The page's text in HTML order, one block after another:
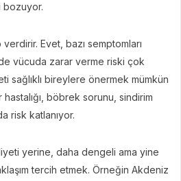
bozuyor.
Evet, bazı semptomları
vücuda zarar verme riski çok
sağlıklı bireylere önermek mümkün
böbrek sorunu, sindirim
risk katlanıyor.
yerine, daha dengeli ama yine
tercih etmek. Örneğin Akdeniz